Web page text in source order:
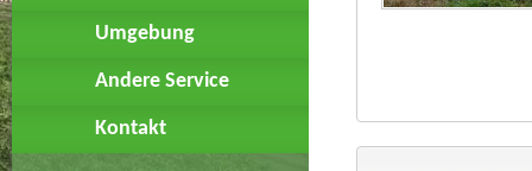
Umgebung
Andere Service
Kontakt